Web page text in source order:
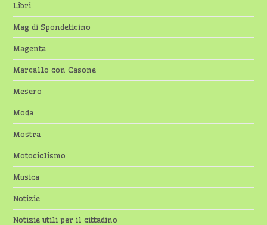
Libri
Mag di Spondeticino
Magenta
Marcallo con Casone
Mesero
Moda
Mostra
Motociclismo
Musica
Notizie
Notizie utili per il cittadino